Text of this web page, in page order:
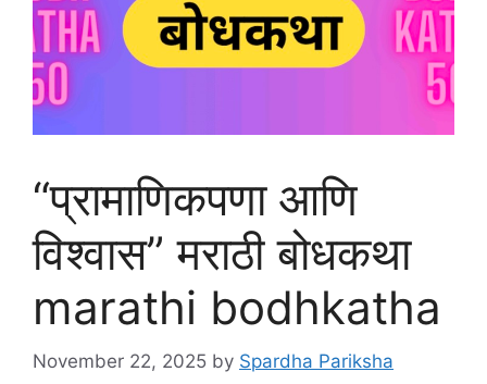
“प्रामाणिकपणा आणि
विश्वास” मराठी बोधकथा
marathi bodhkatha
November 22, 2025 by Spardha Pariksha